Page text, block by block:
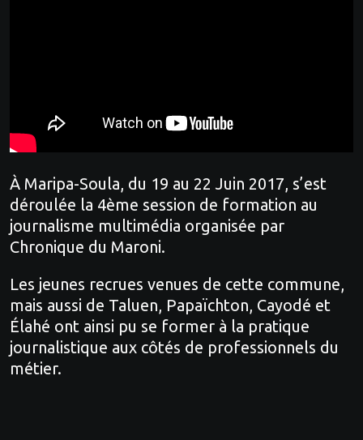
À Maripa-Soula, du 19 au 22 Juin 2017, s’est
déroulée la 4ème session de formation au
journalisme multimédia organisée par
Chronique du Maroni.
Les jeunes recrues venues de cette commune,
mais aussi de Taluen, Papaïchton, Cayodé et
Élahé ont ainsi pu se former à la pratique
journalistique aux côtés de professionnels du
métier.